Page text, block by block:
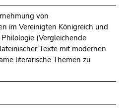
von
im Vereinigten Königreich und
(Vergleichende
Texte mit modernen
literarische Themen zu